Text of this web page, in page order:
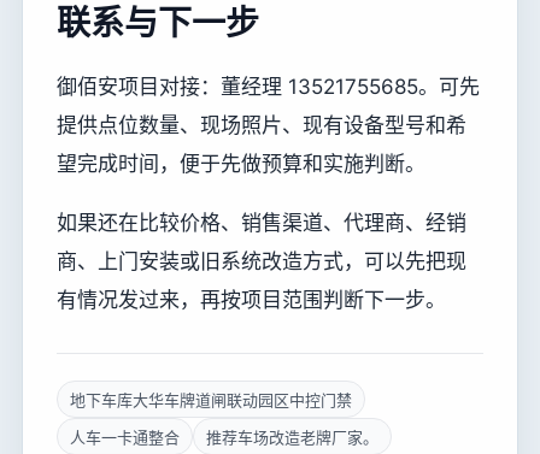
联系与下一步
御佰安项目对接：董经理 13521755685。可先
提供点位数量、现场照片、现有设备型号和希
望完成时间，便于先做预算和实施判断。
如果还在比较价格、销售渠道、代理商、经销
商、上门安装或旧系统改造方式，可以先把现
有情况发过来，再按项目范围判断下一步。
地下车库大华车牌道闸联动园区中控门禁
人车一卡通整合
推荐车场改造老牌厂家。